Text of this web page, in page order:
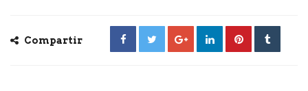
Compartir